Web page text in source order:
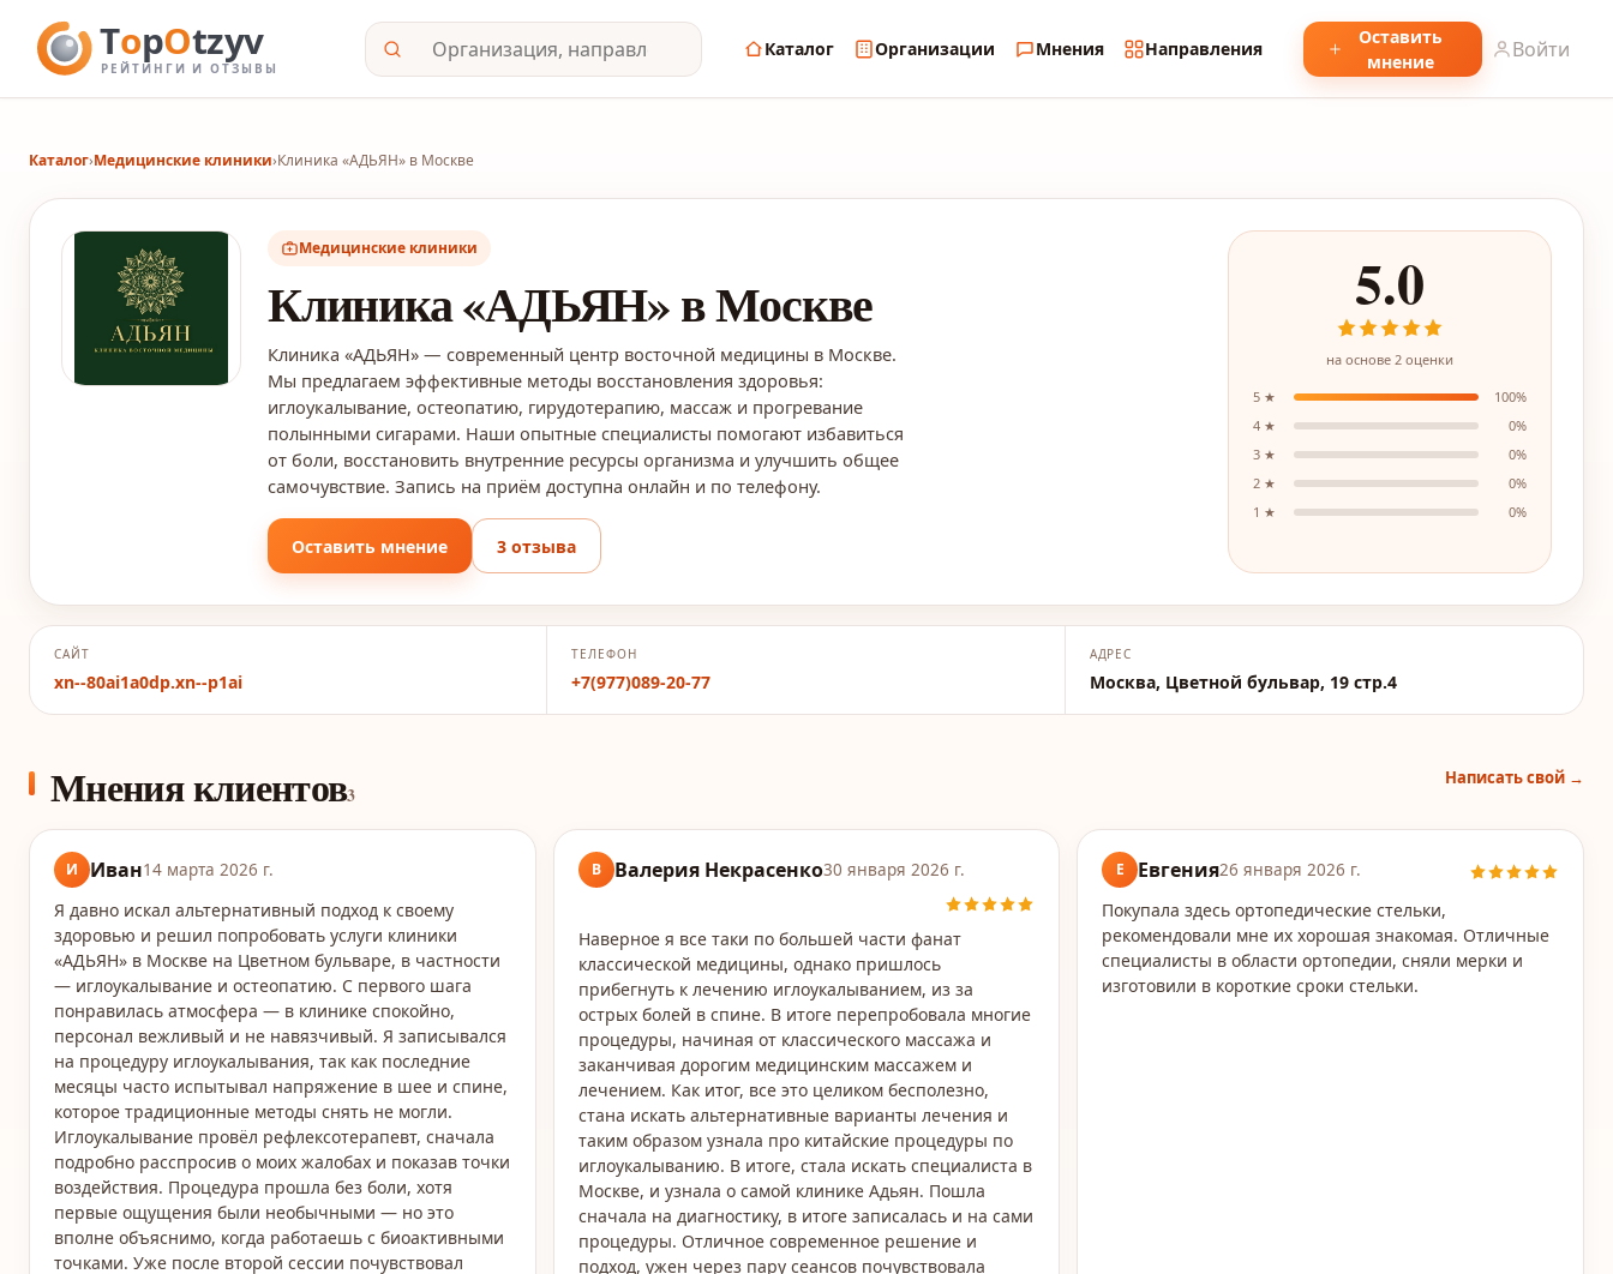
Каталог Организации Мнения Направления
Оставить
мнение
Войти
Каталог›Медицинские клиники›Клиника «АДЬЯН» в Москве
Медицинские клиники
Клиника «АДЬЯН» в Москве
Клиника «АДЬЯН» — современный центр восточной медицины в Москве.
Мы предлагаем эффективные методы восстановления здоровья:
иглоукалывание, остеопатию, гирудотерапию, массаж и прогревание
полынными сигарами. Наши опытные специалисты помогают избавиться
от боли, восстановить внутренние ресурсы организма и улучшить общее
самочувствие. Запись на приём доступна онлайн и по телефону.
Оставить мнение 3 отзыва
5.0
на основе 2 оценки
5 ★ 100%
4 ★ 0%
3 ★ 0%
2 ★ 0%
1 ★ 0%
САЙТ
xn--80ai1a0dp.xn--p1ai
ТЕЛЕФОН
+7(977)089-20-77
АДРЕС
Москва, Цветной бульвар, 19 стр.4
Мнения клиентов3
Написать свой →
И Иван14 марта 2026 г.
Я давно искал альтернативный подход к своему
здоровью и решил попробовать услуги клиники
«АДЬЯН» в Москве на Цветном бульваре, в частности
— иглоукалывание и остеопатию. С первого шага
понравилась атмосфера — в клинике спокойно,
персонал вежливый и не навязчивый. Я записывался
на процедуру иглоукалывания, так как последние
месяцы часто испытывал напряжение в шее и спине,
которое традиционные методы снять не могли.
Иглоукалывание провёл рефлексотерапевт, сначала
подробно расспросив о моих жалобах и показав точки
воздействия. Процедура прошла без боли, хотя
первые ощущения были необычными — но это
вполне объяснимо, когда работаешь с биоактивными
точками. Уже после второй сессии почувствовал
В Валерия Некрасенко30 января 2026 г.
Наверное я все таки по большей части фанат
классической медицины, однако пришлось
прибегнуть к лечению иглоукалыванием, из за
острых болей в спине. В итоге перепробовала многие
процедуры, начиная от классического массажа и
заканчивая дорогим медицинским массажем и
лечением. Как итог, все это целиком бесполезно,
стана искать альтернативные варианты лечения и
таким образом узнала про китайские процедуры по
иглоукалыванию. В итоге, стала искать специалиста в
Москве, и узнала о самой клинике Адьян. Пошла
сначала на диагностику, в итоге записалась и на сами
процедуры. Отличное современное решение и
подход, ужен через пару сеансов почувствовала
Е Евгения26 января 2026 г.
Покупала здесь ортопедические стельки,
рекомендовали мне их хорошая знакомая. Отличные
специалисты в области ортопедии, сняли мерки и
изготовили в короткие сроки стельки.